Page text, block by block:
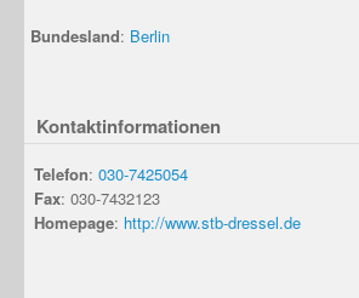
Bundesland: Berlin
Kontaktinformationen
Telefon: 030-7425054
Fax: 030-7432123
Homepage: http://www.stb-dressel.de